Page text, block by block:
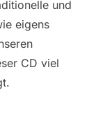
und
eigens
CD viel